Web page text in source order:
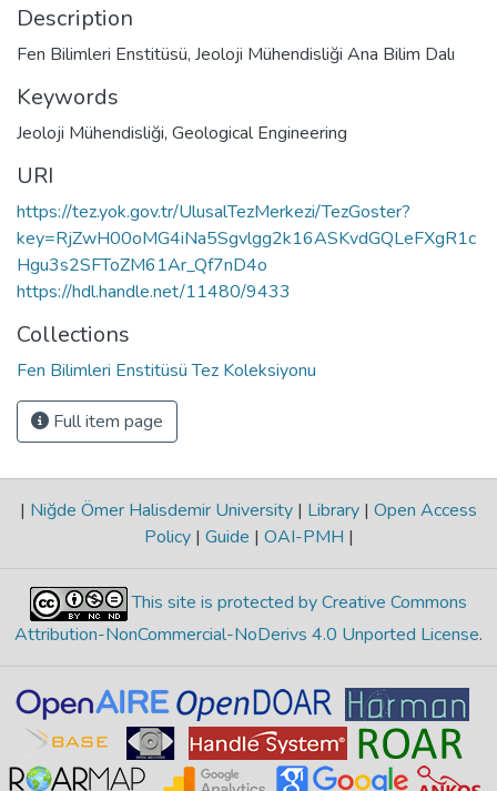
Description
Fen Bilimleri Enstitüsü, Jeoloji Mühendisliği Ana Bilim Dalı
Keywords
Jeoloji Mühendisliği, Geological Engineering
URI
https://tez.yok.gov.tr/UlusalTezMerkezi/TezGoster?
key=RjZwH00oMG4iNa5Sgvlgg2k16ASKvdGQLeFXgR1c
Hgu3s2SFToZM61Ar_Qf7nD4o
https://hdl.handle.net/11480/9433
Collections
Fen Bilimleri Enstitüsü Tez Koleksiyonu
Full item page
| Niğde Ömer Halisdemir University | Library | Open Access
Policy | Guide | OAI-PMH |
This site is protected by Creative Commons
Attribution-NonCommercial-NoDerivs 4.0 Unported License.